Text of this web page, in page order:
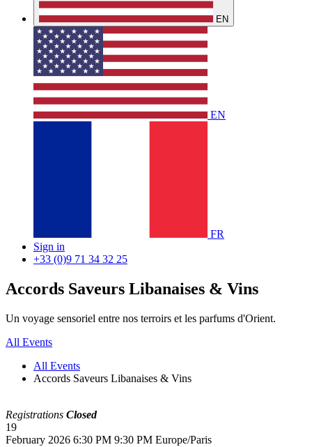
EN
EN
FR
Sign in
+33 (0)9 71 34 32 25
Accords Saveurs Libanaises & Vins
Un voyage sensoriel entre nos terroirs et les parfums d'Orient.
All Events
All Events
Accords Saveurs Libanaises & Vins
Registrations Closed
19
February 2026 6:30 PM 9:30 PM Europe/Paris